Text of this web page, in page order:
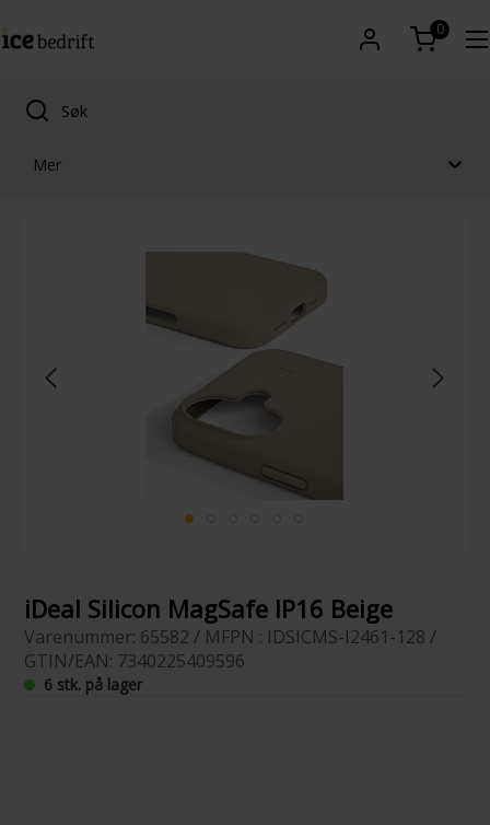
0
Mer
iDeal Silicon MagSafe IP16 Beige
Varenummer: 65582 / MFPN : IDSICMS-I2461-128 /
GTIN/EAN: 7340225409596
6 stk. på lager